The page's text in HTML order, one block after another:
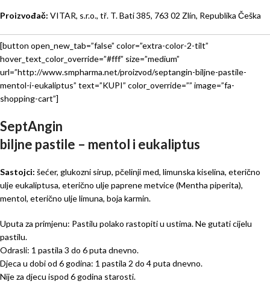
Proizvođač: VITAR, s.r.o., tř. T. Bati 385, 763 02 Zlín, Republika Češka
[button open_new_tab=”false” color=”extra-color-2-tilt”
hover_text_color_override=”#fff” size=”medium”
url=”http://www.smpharma.net/proizvod/septangin-biljne-pastile-
mentol-i-eukaliptus” text=”KUPI” color_override=”” image=”fa-
shopping-cart”]
SeptAngin
biljne pastile – mentol i eukaliptus
Sastojci: šećer, glukozni sirup, pčelinji med, limunska kiselina, eterično
ulje eukaliptusa, eterično ulje paprene metvice (Mentha piperita),
mentol, eterično ulje limuna, boja karmin.
Uputa za primjenu: Pastilu polako rastopiti u ustima. Ne gutati cijelu
pastilu.
Odrasli: 1 pastila 3 do 6 puta dnevno.
Djeca u dobi od 6 godina: 1 pastila 2 do 4 puta dnevno.
Nije za djecu ispod 6 godina starosti.